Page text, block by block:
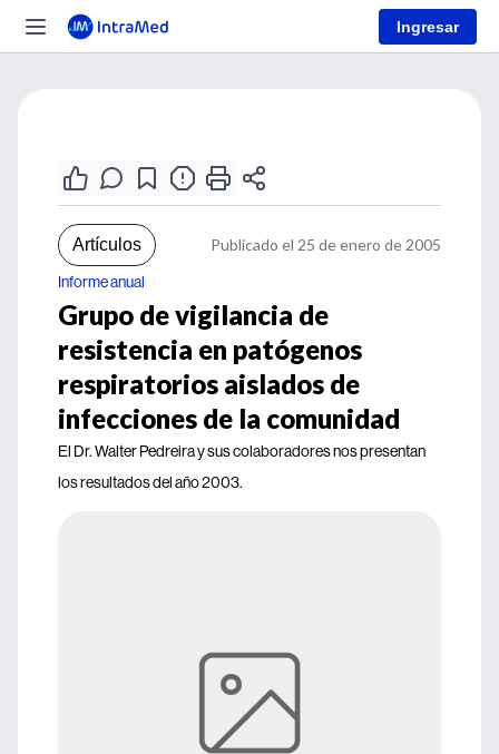
Ingresar
Artículos Publicado el 25 de enero de 2005
Informe anual
Grupo de vigilancia de
resistencia en patógenos
respiratorios aislados de
infecciones de la comunidad
El Dr. Walter Pedreira y sus colaboradores nos presentan
los resultados del año 2003.